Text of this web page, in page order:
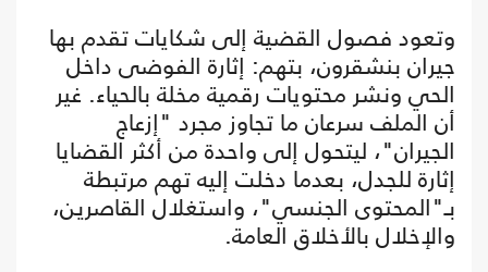
وتعود فصول القضية إلى شكايات تقدم بها
جيران بنشقرون، بتهم: إثارة الفوضى داخل
الحي ونشر محتويات رقمية مخلة بالحياء. غير
أن الملف سرعان ما تجاوز مجرد "إزعاج
الجيران"، ليتحول إلى واحدة من أكثر القضايا
إثارة للجدل، بعدما دخلت إليه تهم مرتبطة
بـ"المحتوى الجنسي"، واستغلال القاصرين،
والإخلال بالأخلاق العامة.